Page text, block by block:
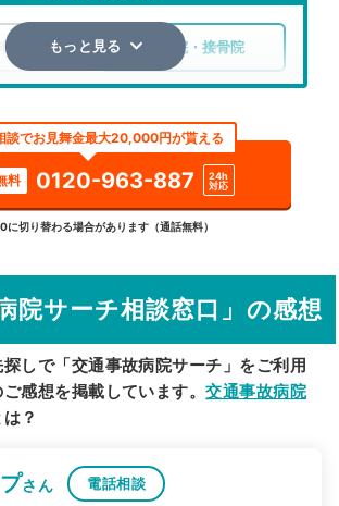
整骨院・接骨院
検索する
詳細条件で絞り込む
ら探す 院名から探す
もっと見る
談でお見舞金最大20,000円が貰える
料 0120-963-887
24h
対応
に切り替わる場合があります（通話無料）
院サーチ相談窓口」の感想
しで「交通事故病院サーチ」をご利用
感想を掲載しています。交通事故病院
は？
さん 電話相談